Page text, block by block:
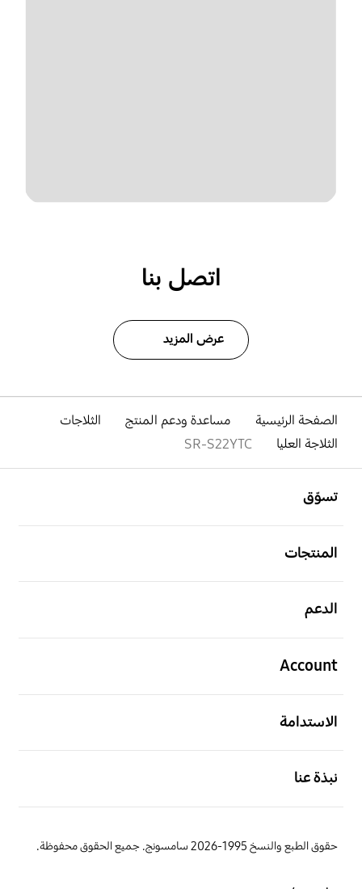
اتصل بنا
عرض المزيد
الصفحة الرئيسية مساعدة ودعم المنتج
الثلاجات
الثلاجة العليا
SR-S22YTC
تسوّق
المنتجات
الدعم
Account
الاستدامة
نبذة عنا
حقوق الطبع والنسخ 1995-2026 سامسونج. جميع الحقوق محفوظة.